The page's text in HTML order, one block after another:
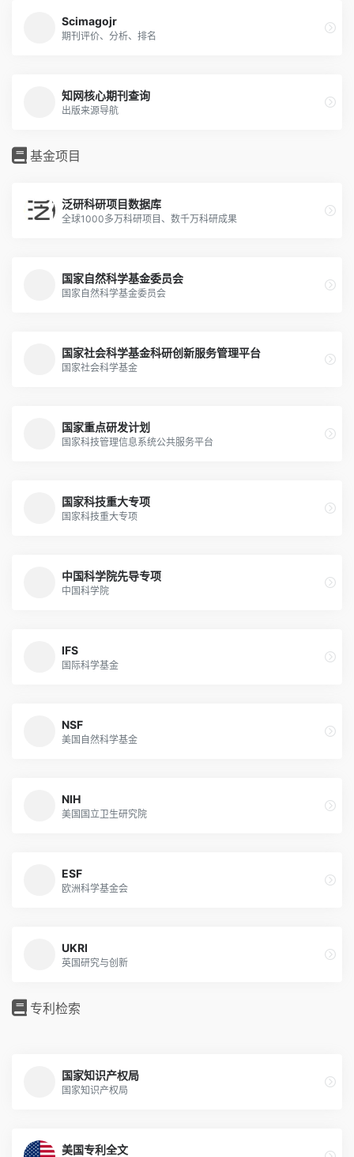
Scimagojr
期刊评价、分析、排名
知网核心期刊查询
出版来源导航
基金项目
泛研科研项目数据库
全球1000多万科研项目、数千万科研成果
国家自然科学基金委员会
国家自然科学基金委员会
国家社会科学基金科研创新服务管理平台
国家社会科学基金
国家重点研发计划
国家科技管理信息系统公共服务平台
国家科技重大专项
国家科技重大专项
中国科学院先导专项
中国科学院
IFS
国际科学基金
NSF
美国自然科学基金
NIH
美国国立卫生研究院
ESF
欧洲科学基金会
UKRI
英国研究与创新
专利检索
国家知识产权局
国家知识产权局
美国专利全文